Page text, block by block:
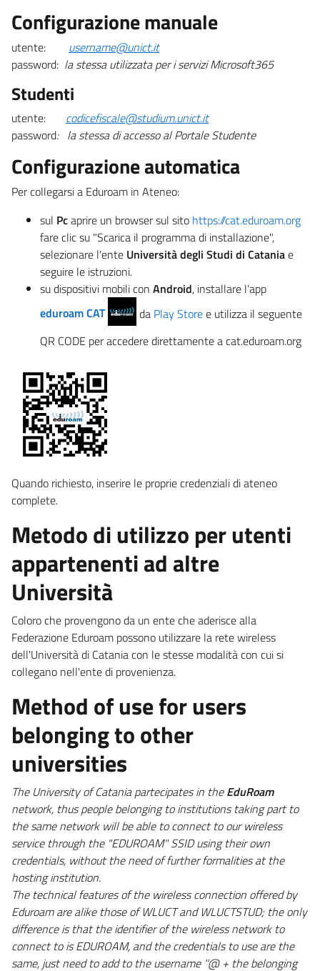
Configurazione manuale
utente: username@unict.it
password: la stessa utilizzata per i servizi Microsoft365
Studenti
utente: codicefiscale@studium.unict.it
password: la stessa di accesso al Portale Studente
Configurazione automatica
Per collegarsi a Eduroam in Ateneo:
sul Pcaprire un browser sul sito https://cat.eduroam.org
fare clic su "Scarica il programma di installazione",
selezionare l'ente Università degli Studi di Cataniae
seguire le istruzioni.
su dispositivi mobili con Android, installare l’app
eduroam CAT
da Play Storee utilizza il seguente
QR CODE per accedere direttamente a cat.eduroam.org
Quando richiesto, inserire le proprie credenziali di ateneo
complete.
Metodo di utilizzo per utenti
appartenenti ad altre
Università
Coloro che provengono da un ente che aderisce alla
Federazione Eduroam possono utilizzare la rete wireless
dell'Università di Catania con le stesse modalità con cui si
collegano nell'ente di provenienza.
Method of use for users
belonging to other
universities
The University of Catania partecipates in theEduRoam
network, thus people belonging to institutions taking part to
the same network will be able to connect to our wireless
service through the "EDUROAM" SSID using their own
credentials, without the need of further formalities at the
hosting institution.
The technical features of the wireless connection offered by
Eduroam are alike those of WLUCT and WLUCTSTUD; the only
difference is that the identifier of the wireless network to
connect to is EDUROAM, and the credentials to use are the
same, just need to add to the username ‘‘@ + the belonging